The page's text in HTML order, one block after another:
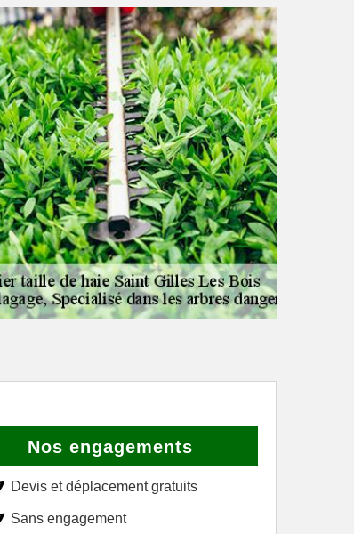
Nos engagements
Devis et déplacement gratuits
Sans engagement